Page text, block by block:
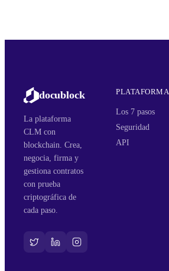
docublock
La plataforma
CLM con
blockchain. Crea,
negocia, firma y
gestiona contratos
con prueba
criptográfica de
cada paso.
PLATAFORMA
Los 7 pasos
Seguridad
API